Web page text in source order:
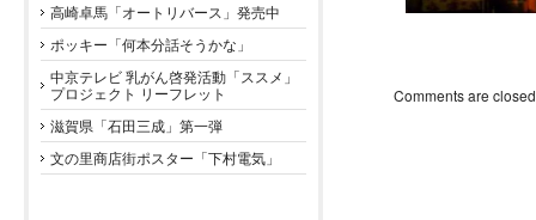
高崎卓馬「オートリバース」発売中
ポッキー「何本分話そうかな」
中京テレビ 乳がん啓発活動「ススメ」
プロジェクト リーフレット
滋賀県「石田三成」第一弾
文の里商店街ポスター「下村電気」
Comments are